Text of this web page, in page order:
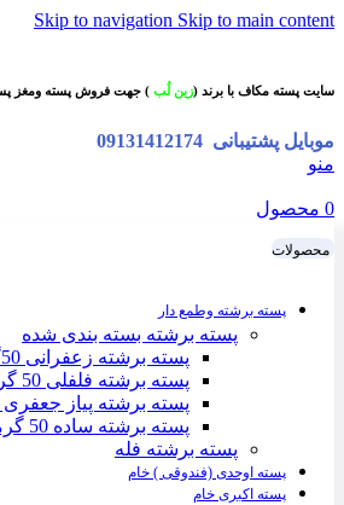
Skip to navigation Skip to main content
سایت پسته مکاف با برند (زین لُب ) جهت فروش پسته ومغز
موبایل پشتیبانی
منو
0 محصول
محصولات
پسته برشته وطمع دار
پسته برشته بسته بندی شده
پسته برشته زعفرانی 50گرمی
پسته برشته فلفلی 50 گرمی
پسته برشته پیاز جعفری 50گرمی
پسته برشته ساده 50 گرمی
پسته برشته فله
پسته اوحدی (فندوقی ) خام
پسته اکبری خام